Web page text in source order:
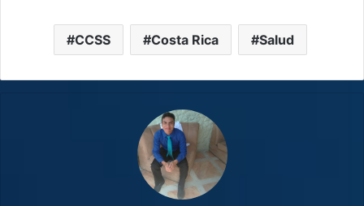
CCSS Costa Rica Salud